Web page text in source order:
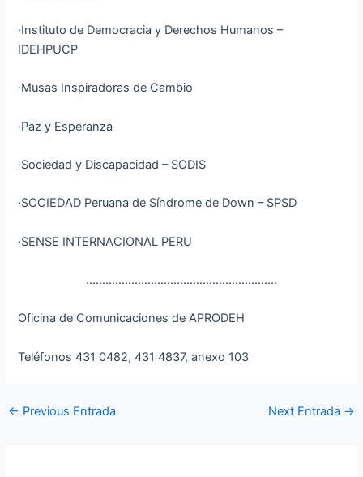
·Instituto de Democracia y Derechos Humanos –
IDEHPUCP
·Musas Inspiradoras de Cambio
·Paz y Esperanza
·Sociedad y Discapacidad – SODIS
·SOCIEDAD Peruana de Síndrome de Down – SPSD
·SENSE INTERNACIONAL PERU
…………………………………………………..
Oficina de Comunicaciones de APRODEH
Teléfonos 431 0482, 431 4837, anexo 103
← Previous Entrada Next Entrada →